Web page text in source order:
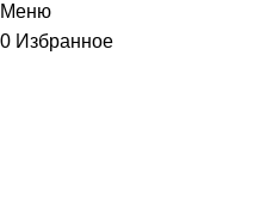
Меню
0 Избранное